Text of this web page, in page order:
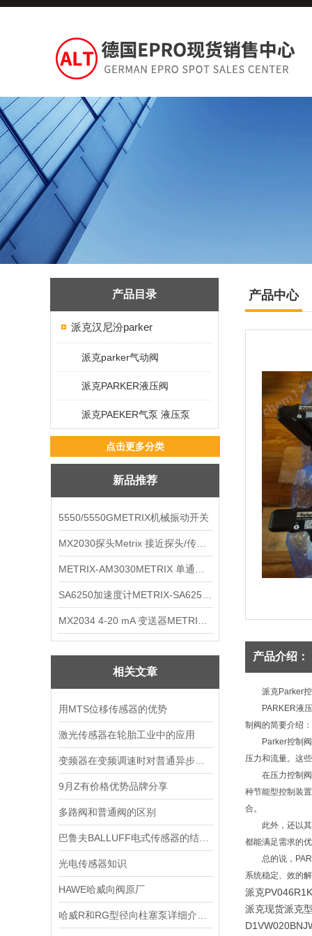
产品目录
派克汉尼汾parker
派克parker气动阀
派克PARKER液压阀
派克PAEKER气泵 液压泵
点击更多分类
新品推荐
5550/5550GMETRIX机械振动开关
相关文章
用MTS位移传感器的优势
激光传感器在轮胎工业中的应用
9月Z有价格优势品牌分享
多路阀和普通阀的区别
光电传感器知识
HAWE哈威向阀原厂
产品中心
产品介绍：
派克Parker控
PARKER液压
制阀的简要介绍：
Parker控制阀其
压力和流量。这
在压力控制阀
种节能型控制装
合。
此外，还以其
都能满足需求的
总的说，
系统稳定、效的
派克
派克现货派克